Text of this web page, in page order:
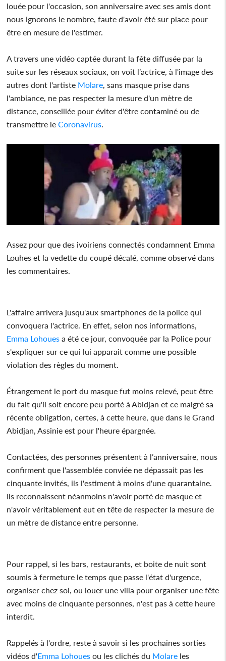
louée pour l'occasion, son anniversaire avec ses amis dont
nous ignorons le nombre, faute d'avoir été sur place pour
être en mesure de l'estimer.
A travers une vidéo captée durant la fête diffusée par la
suite sur les réseaux sociaux, on voit l’actrice, à l'image des
autres dont l'artiste Molare , sans masque prise dans
l'ambiance, ne pas respecter la mesure d'un mètre de
distance, conseillée pour éviter d'être contaminé ou de
transmettre leCoronavirus
Assez pour que des ivoiriens connectés condamnent Emma
Louhes et la vedette du coupé décalé, comme observé dans
les commentaires.
L'affaire arrivera jusqu'aux smartphones de la police qui
convoquera l'actrice. En effet, selon nos informations,
Emma Lohoues a été ce jour, convoquée par la Police pour
s'expliquer sur ce qui lui apparait comme une possible
violation des règles du moment.
Étrangement le port du masque fut moins relevé, peut être
du fait qu'il soit encore peu porté à Abidjan et ce malgré sa
récente obligation, certes, à cette heure, que dans le Grand
Abidjan, Assinie est pour l'heure épargnée.
Contactées, des personnes présentent à l’anniversaire, nous
confirment que l'assemblée conviée ne dépassait pas les
cinquante invités, ils l'estiment à moins d'une quarantaine.
Ils reconnaissent néanmoins n'avoir porté de masque et
n'avoir véritablement eut en tête de respecter la mesure de
un mètre de distance entre personne.
Pour rappel, si les bars, restaurants, et boite de nuit sont
soumis à fermeture le temps que passe l'état d'urgence,
organiser chez soi, ou louer une villa pour organiser une fête
avec moins de cinquante personnes, n'est pas à cette heure
interdit.
Rappelés à l'ordre, reste à savoir si les prochaines sorties
vidéos d'Emma Lohoues ou les clichés du Molare les